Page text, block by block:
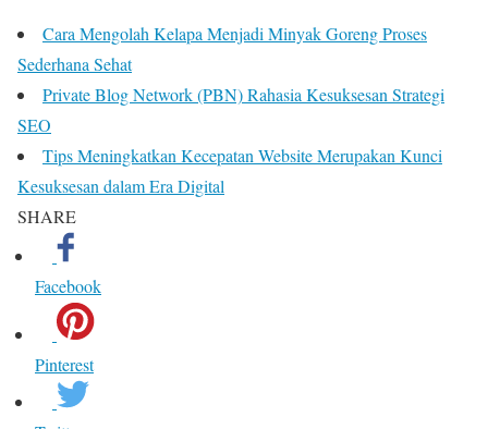
Cara Mengolah Kelapa Menjadi Minyak Goreng Proses
Sederhana Sehat
Private Blog Network (PBN) Rahasia Kesuksesan Strategi
SEO
Tips Meningkatkan Kecepatan Website Merupakan Kunci
Kesuksesan dalam Era Digital
SHARE
Facebook
Pinterest